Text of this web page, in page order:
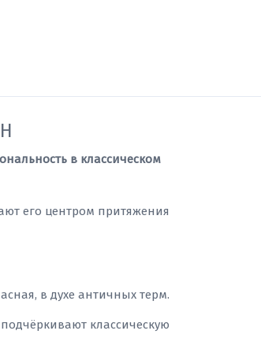
в классическом
его центром притяжения
в духе античных терм.
классическую